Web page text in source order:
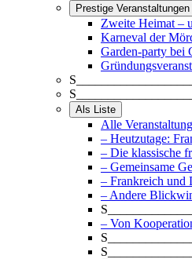
Prestige Veranstaltungen
Zweite Heimat –
Karneval der
Garden-party bei
Als Liste
Alle
– Heutzutage:
– Die klassische
– Gemeinsame
– Frankreich und
– Andere
– Von